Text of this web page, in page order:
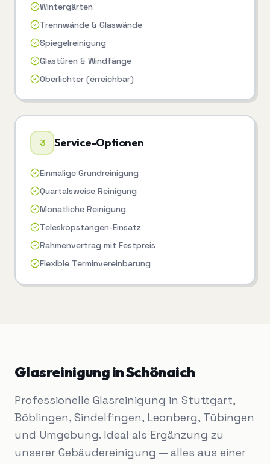
Wintergärten
Trennwände & Glaswände
Spiegelreinigung
Glastüren & Windfänge
Oberlichter (erreichbar)
3 Service-Optionen
Einmalige Grundreinigung
Quartalsweise Reinigung
Monatliche Reinigung
Teleskopstangen-Einsatz
Rahmenvertrag mit Festpreis
Flexible Terminvereinbarung
GlasreinigunginSchönaich
Professionelle Glasreinigung in Stuttgart,
Böblingen, Sindelfingen, Leonberg, Tübingen
und Umgebung. Ideal als Ergänzung zu
unserer Gebäudereinigung — alles aus einer